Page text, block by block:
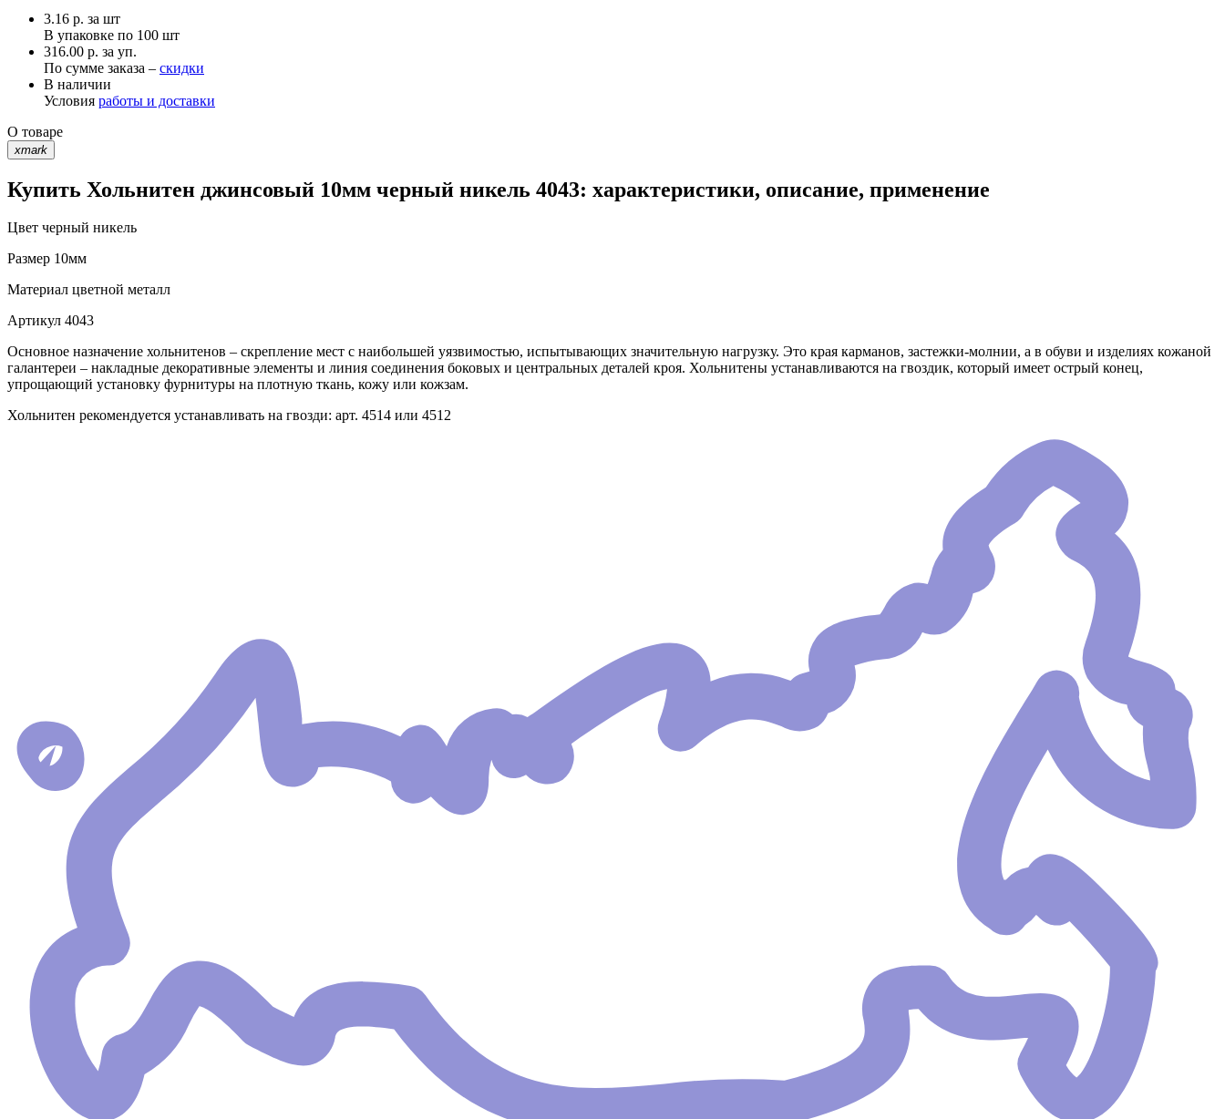
3.16 р. за шт
В упаковке по 100 шт
316.00 р. за уп.
По сумме заказа – скидки
В наличии
Условия работы и доставки
О товаре
xmark
Купить Хольнитен джинсовый 10мм черный никель 4043: характеристики, описание, применение
Цвет черный никель
Размер 10мм
Материал цветной металл
Артикул 4043
Основное назначение хольнитенов – скрепление мест с наибольшей уязвимостью, испытывающих значительную нагрузку. Это края карманов, застежки-молнии, а в обуви и изделиях кожаной
галантереи – накладные декоративные элементы и линия соединения боковых и центральных деталей кроя. Хольнитены устанавливаются на гвоздик, который имеет острый конец,
упрощающий установку фурнитуры на плотную ткань, кожу или кожзам.
Хольнитен рекомендуется устанавливать на гвозди: арт. 4514 или 4512